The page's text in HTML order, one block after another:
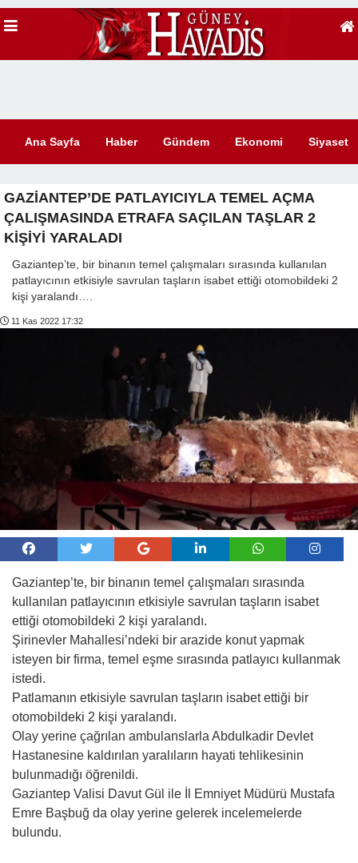
Ana Sayfa Haber Gündem Ekonomi Siyaset
GAZİANTEP’DE PATLAYICIYLA TEMEL AÇMA
ÇALIŞMASINDA ETRAFA SAÇILAN TAŞLAR 2
KİŞİYİ YARALADI
Gaziantep’te, bir binanın temel çalışmaları sırasında kullanılan
patlayıcının etkisiyle savrulan taşların isabet ettiği otomobildeki 2
kişi yaralandı….
11 Kas 2022 17:32
Gaziantep’te, bir binanın temel çalışmaları sırasında
kullanılan patlayıcının etkisiyle savrulan taşların isabet
ettiği otomobildeki 2 kişi yaralandı.
Şirinevler Mahallesi’ndeki bir arazide konut yapmak
isteyen bir firma, temel eşme sırasında patlayıcı kullanmak
istedi.
Patlamanın etkisiyle savrulan taşların isabet ettiği bir
otomobildeki 2 kişi yaralandı.
Olay yerine çağrılan ambulanslarla Abdulkadir Devlet
Hastanesine kaldırılan yaralıların hayati tehlikesinin
bulunmadığı öğrenildi.
Gaziantep Valisi Davut Gül ile İl Emniyet Müdürü Mustafa
Emre Başbuğ da olay yerine gelerek incelemelerde
bulundu.